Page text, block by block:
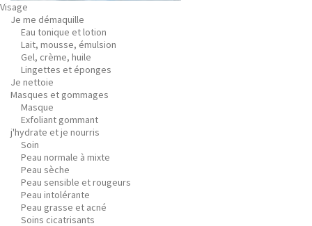
Visage
Je me démaquille
Eau tonique et lotion
Lait, mousse, émulsion
Gel, crème, huile
Lingettes et éponges
Je nettoie
Masques et gommages
Masque
Exfoliant gommant
j'hydrate et je nourris
Soin
Peau normale à mixte
Peau sèche
Peau sensible et rougeurs
Peau intolérante
Peau grasse et acné
Soins cicatrisants